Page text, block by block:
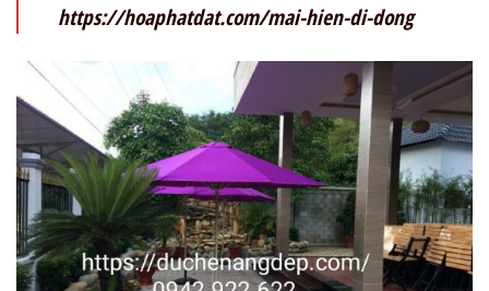
https://hoaphatdat.com/mai-hien-di-dong